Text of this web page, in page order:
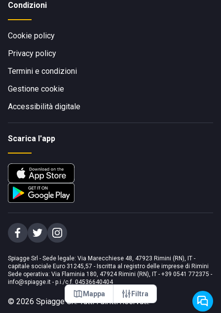
Mappa Filtra
Condizioni
Cookie policy
Privacy policy
Termini e condizioni
Gestione cookie
Accessibilità digitale
Scarica l'app
Spiagge Srl - Sede legale: Via Marecchiese 48, 47923 Rimini (RN), IT -
capitale sociale Euro 31245,57 - Iscritta al registro delle imprese di Rimini
Sede operativa: Via Flaminia 180, 47924 Rimini (RN), IT - +39 0541 772375 -
info@spiagge.it - p.i./c.f. 04536640404
© 2026 Spiagge Srl. Tutti i diritti riservati.